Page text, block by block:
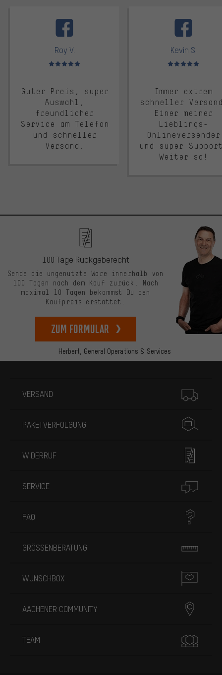
Roy V.
Bewertungen: 5 von 5
Guter Preis, super
Auswahl,
freundlicher
Service am Telefon
und schneller
Versand.
Kevin S.
Bewertungen: 5 von 5
Immer extrem
schneller
Einer meiner
Lieblings-
Onlineversender
und super
Weiter so!
Herbert, General Operations & Services
100 Tage Rückgaberecht
Sende die ungenutzte Ware innerhalb von
100 Tagen nach dem Kauf zurück. Nach
maximal 10 Tagen bekommst Du den
Kaufpreis erstattet.
zum Formular
VERSAND
PAKETVERFOLGUNG
WIDERRUF
SERVICE
FAQ
GRÖSSENBERATUNG
WUNSCHBOX
AACHENER COMMUNITY
TEAM